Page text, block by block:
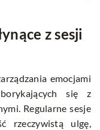
z sesji
emocjami
się z
Regularne sesje
rzeczywistą ulgę,